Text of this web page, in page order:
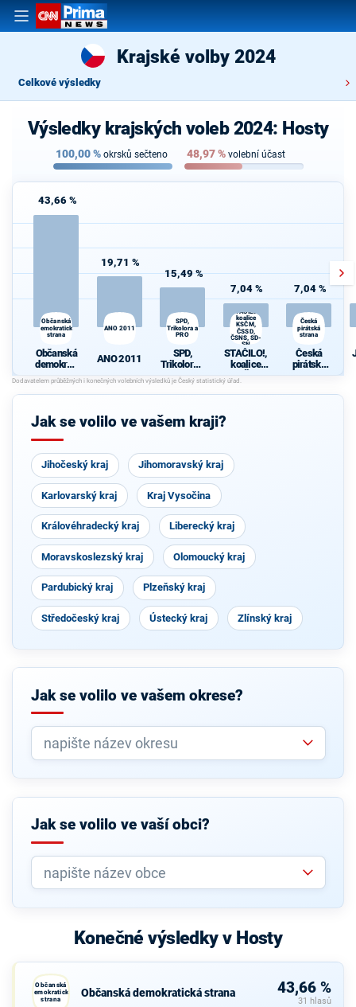
Krajské volby 2024
Celkové výsledky
Výsledky krajských voleb 2024: Hosty
100,00% okrsků sečteno 48,97% volební účast
43,66 %
Občanská
demokratická
strana
Občanská
demokrati
cká strana
19,71 %
ANO 2011
ANO 2011
15,49 %
SPD,
Trikolora a
PRO
SPD,
Trikolora a
PRO
7,04 %
STAČILO!,
koalice
KSČM,
ČSSD,
ČSNS, SD-
SN
STAČILO!,
koalice
KSČM,
ČSSD,
ČSNS, SD-
7,04 %
Česká
pirátská
strana
Česká
pirátská
strana
Jak se volilo ve vašem kraji?
Jihočeský kraj Jihomoravský kraj
Karlovarský kraj Kraj Vysočina
Královéhradecký kraj Liberecký kraj
Moravskoslezský kraj Olomoucký kraj
Pardubický kraj Plzeňský kraj
Středočeský kraj Ústecký kraj Zlínský kraj
Jak se volilo ve vašem okrese?
Jak se volilo ve vaší obci?
Konečné výsledky v Hosty
Občanská
demokratická
strana
Občanská demokratická strana 43,66 %
31 hlasů